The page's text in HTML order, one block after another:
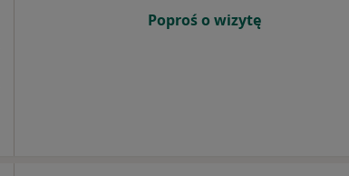
Poproś o wizytę